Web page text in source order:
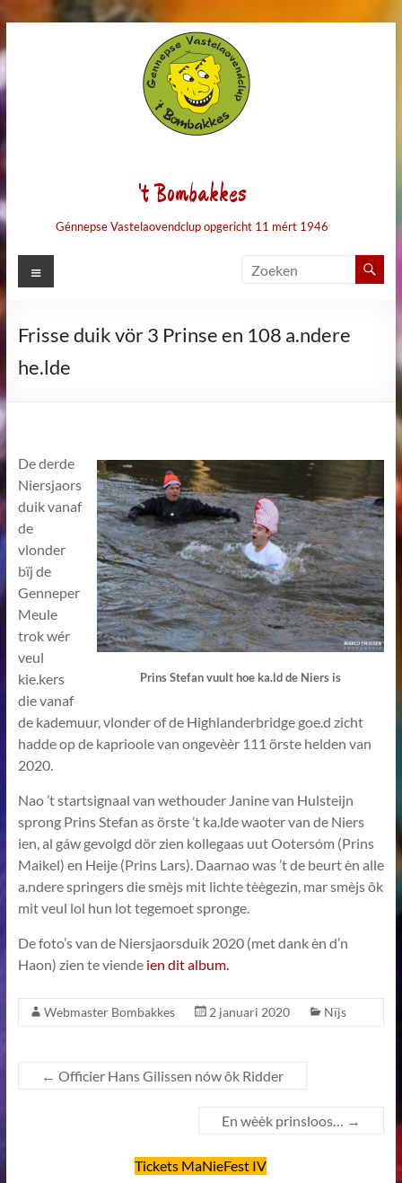
naar
inhoud
't Bombakkes
Génnepse Vastelaovendclup opgericht 11 mért 1946
Menu
Frisse duik vör 3 Prinse en 108 a.ndere
he.lde
Prins Stefan vuult hoe ka.ld de Niers is
De derde
Niersjaors
duik vanaf
de
vlonder
bïj de
Genneper
Meule
trok wér
veul
kie.kers
die vanaf
de kademuur, vlonder of de Highlanderbridge goe.d zicht
hadde op de kaprioole van ongevèèr 111 örste helden van
2020.
Nao ’t startsignaal van wethouder Janine van Hulsteijn
sprong Prins Stefan as örste ’t ka.lde waoter van de Niers
ien, al gáw gevolgd dör zien kollegaas uut Ootersóm (Prins
Maikel) en Heije (Prins Lars). Daarnao was ’t de beurt èn alle
a.ndere springers die smèjs mit lichte tèègezin, mar smèjs ôk
mit veul lol hun lot tegemoet spronge.
De foto’s van de Niersjaorsduik 2020 (met dank èn d’n
Haon) zien te viende ien dit album.
Webmaster Bombakkes 2 januari 2020 Nïjs
← Officier Hans Gilissen nów ôk Ridder
En wèèk prinsloos… →
Tickets MaNieFest IV